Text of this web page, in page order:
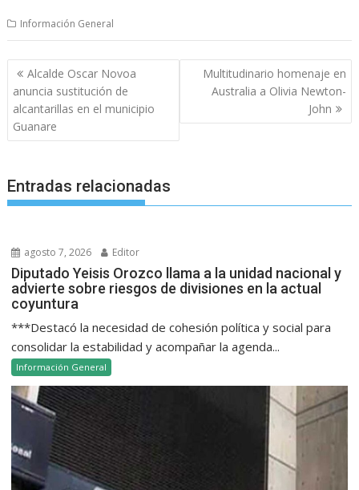
Información General
Navegación
de
entradas
Alcalde Oscar Novoa
anuncia sustitución de
alcantarillas en el municipio
Guanare
Multitudinario homenaje en
Australia a Olivia Newton-
John
Entradas relacionadas
agosto 7, 2026 Editor
Diputado Yeisis Orozco llama a la unidad nacional y
advierte sobre riesgos de divisiones en la actual
coyuntura
***Destacó la necesidad de cohesión política y social para
consolidar la estabilidad y acompañar la agenda...
Información General